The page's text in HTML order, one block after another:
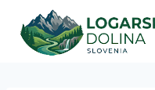
contenuto